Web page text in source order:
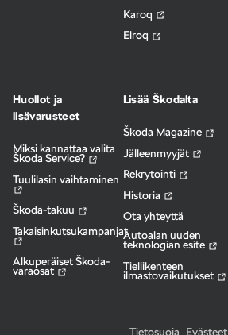
Karoq
Elroq
Huollot ja
lisävarusteet
Miksi kannattaa valita
Škoda Service?
Tuulilasin vaihtaminen
Škoda-takuu
Takaisinkutsukampanjat
Alkuperäiset Škoda-
varaosat
Lisää Škodalta
Škoda Magazine
Jälleenmyyjät
Rekrytointi
Historia
Ota yhteyttä
Autoalan uuden
teknologian esite
Tieliikenteen
ilmastovaikutukset
Tietosuoja Evästeet